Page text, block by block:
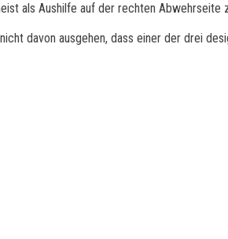
als Aushilfe auf der rechten Abwehrseite
davon ausgehen, dass einer der drei